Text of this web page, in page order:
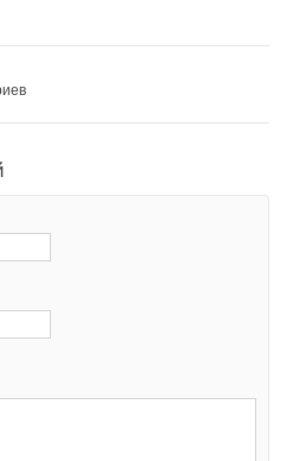
и Фонд Константина